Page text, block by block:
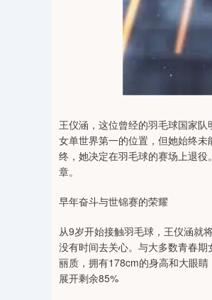
王仪涵，这位曾经的羽毛球国家
女单世界第一的位置，但她始终
终，她决定在羽毛球的赛场上退
章。
早年奋斗与世锦赛的荣耀
从9岁开始接触羽毛球，王仪涵就
没有时间去关心。与大多数青春
丽质，拥有178cm的身高和大眼睛
展开剩余85%
深证成指